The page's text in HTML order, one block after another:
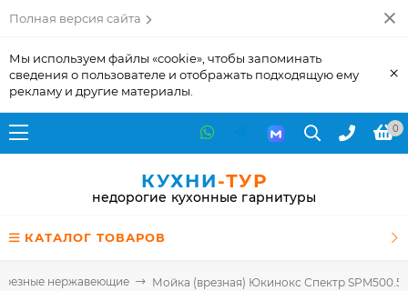
Полная версия сайта
Мы используем файлы «cookie», чтобы запоминать
сведения о пользователе и отображать подходящую ему
рекламу и другие материалы.
×
0
КУХНИ-ТУР
недорогие кухонные гарнитуры
КАТАЛОГ ТОВАРОВ
нержавеющие Мойка (врезная) Юкинокс Спектр